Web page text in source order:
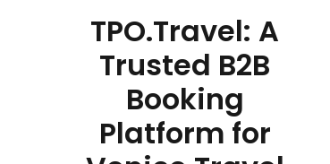
TPO.Travel: A
Trusted B2B
Booking
Platform for